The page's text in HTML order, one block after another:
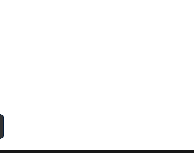
SHEE จัดโครงการอบรม
ไป: ศูนย์ SHEE จัดการแข่งขัน